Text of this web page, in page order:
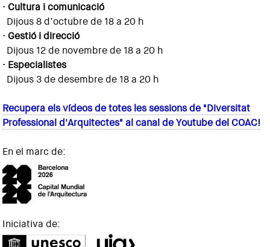
· Cultura i comunicació
Dijous 8 d’octubre de 18 a 20 h
· Gestió i direcció
Dijous 12 de novembre de 18 a 20 h
· Especialistes
Dijous 3 de desembre de 18 a 20 h
Recupera els vídeos de totes les sessions de "Diversitat
Professional d'Arquitectes" al canal de Youtube del COAC!
En el marc de:
Iniciativa de: